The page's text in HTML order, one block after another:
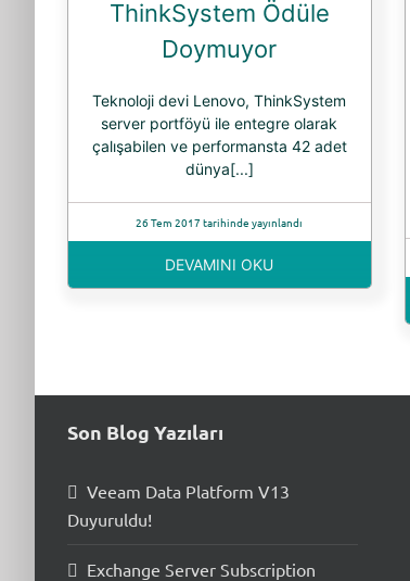
ThinkSystem Ödüle
Doymuyor
Teknoloji devi Lenovo, ThinkSystem
server portföyü ile entegre olarak
çalışabilen ve performansta 42 adet
dünya[...]
26 Tem 2017 tarihinde yayınlandı
DEVAMINI OKU
Son Blog Yazıları
Veeam Data Platform V13
Duyuruldu!
Exchange Server Subscription